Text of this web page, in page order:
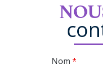
Nom *